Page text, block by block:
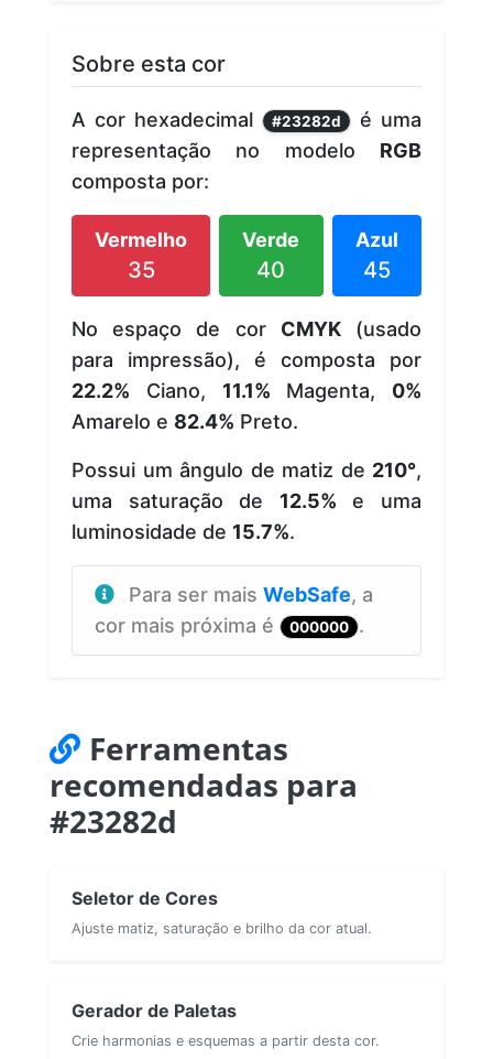
Sobre esta cor
A cor hexadecimal #23282d
é uma
representação no modelo RGB
composta por:
Vermelho
35
Verde
40
Azul
45
No espaço de cor CMYK(usado
para impressão), é composta por
22.2% Ciano, 11.1% Magenta, 0%
Amarelo e 82.4% Preto.
Possui um ângulo de matiz de 210°,
uma saturação de 12.5% e uma
luminosidade de 15.7%.
Para ser mais WebSafe, a
cor mais próxima é
000000 .
Ferramentas
recomendadas para
#23282d
Seletor de Cores
Ajuste matiz, saturação e brilho da cor atual.
Gerador de Paletas
Crie harmonias e esquemas a partir desta cor.